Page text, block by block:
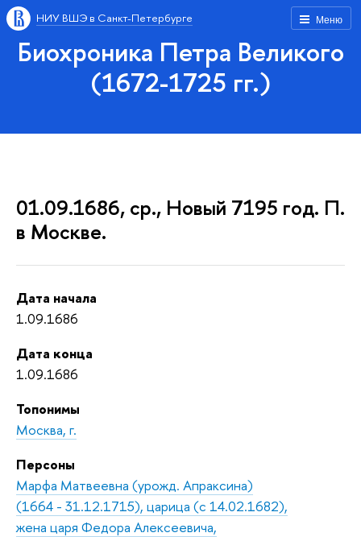
Меню
НИУ ВШЭ в Санкт-Петербурге
Биохроника Петра Великого
(1672-1725 гг.)
01.09.1686, ср., Новый 7195 год. П.
в Москве.
Дата начала
1.09.1686
Дата конца
1.09.1686
Топонимы
Москва, г.
Персоны
Марфа Матвеевна (урожд. Апраксина)
(1664 - 31.12.1715), царица (с 14.02.1682),
жена царя Федора Алексеевича,